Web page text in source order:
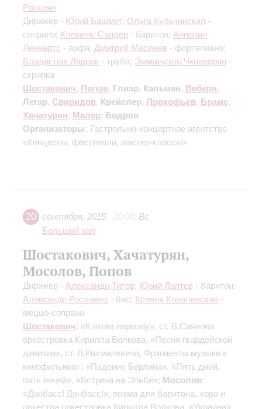
Россия»
Дирижер - Юрий Башмет; Ольга Кульчинская -
сопрано; Клеменс Сандер - баритон; Аннелин
Леннартс - арфа; Дмитрий Маслеев - фортепиано;
Владислав Лаврик - труба; Эммануэль Чкнаворян -
скрипка
Шостакович, Попов, Глиэр, Кальман, Веберн,
Легар, Свиридов, Крейслер, Прокофьев, Брамс,
Хачатурян, Малер; Бодров
Организаторы: Гастрольно-концертное агентство
«Концерты, фестивали, мастер-классы»
20 сентября, 2015 20:00, Вс
Большой зал
Шостакович, Хачатурян,
Мосолов, Попов
Дирижер - Александр Титов; Юрий Лаптев - баритон;
Александр Рославец - бас; Ксения Ковалевская -
меццо-сопрано
Шостакович: «Клятва наркому», ст. В.Саянова
оркестровка Кирилла Волкова, «Песня гвардейской
дивизии», ст. Л.Рахмилевича, Фрагменты музыки к
кинофильмам : «Падение Берлина», «Пять дней,
пять ночей», «Встреча на Эльбе»; Мосолов:
«Донбасс! Донбасс!», поэма для баритона, хора и
оркестра оркестровка Кирилла Волкова, «Украина»,